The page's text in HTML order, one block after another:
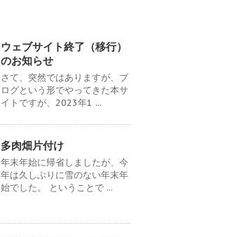
ウェブサイト終了（移行）
のお知らせ
さて、突然ではありますが、ブ
ログという形でやってきた本サ
イトですが、2023年1 ...
多肉畑片付け
年末年始に帰省しましたが、今
年は久しぶりに雪のない年末年
始でした。 ということで ...